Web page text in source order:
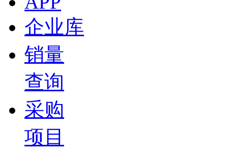
企业库
销量
查询
采购
项目